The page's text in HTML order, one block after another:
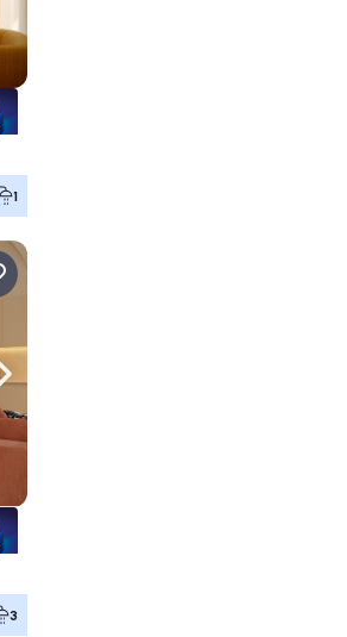
1
Navegação para a direita
3